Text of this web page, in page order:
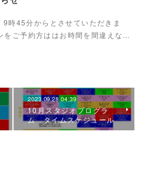
時45分からとさせていただきま
ご予約方ははお時間を間違えな…
2023.09.28 04:39
10月スタジオプログラ
ム タイムスケジュール